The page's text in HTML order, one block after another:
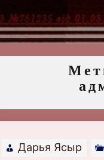
Дарья Ясыр